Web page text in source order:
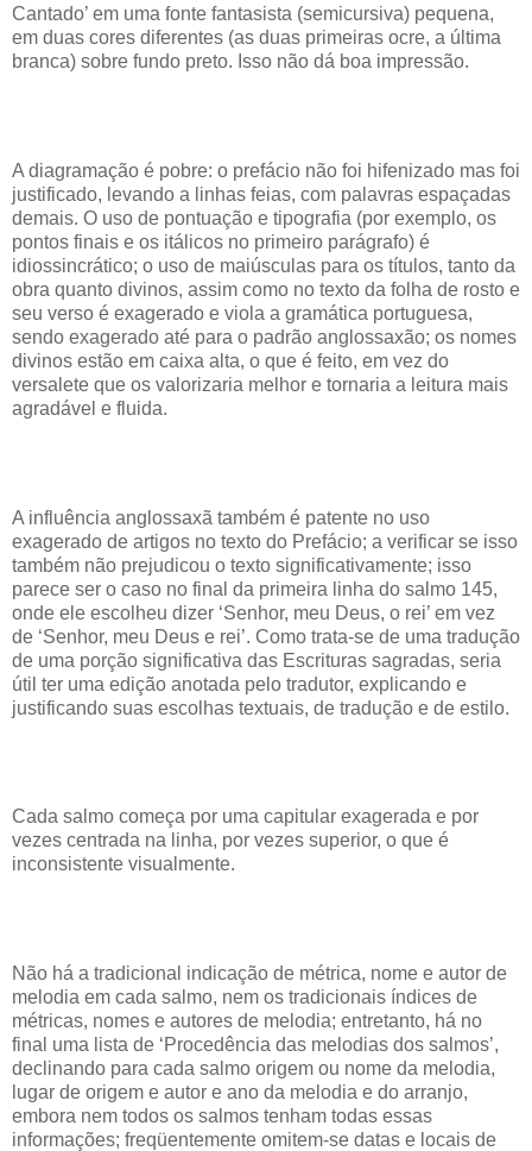
Cantado’ em uma fonte fantasista (semicursiva) pequena,
em duas cores diferentes (as duas primeiras ocre, a última
branca) sobre fundo preto. Isso não dá boa impressão.
A diagramação é pobre: o prefácio não foi hifenizado mas foi
justificado, levando a linhas feias, com palavras espaçadas
demais. O uso de pontuação e tipografia (por exemplo, os
pontos finais e os itálicos no primeiro parágrafo) é
idiossincrático; o uso de maiúsculas para os títulos, tanto da
obra quanto divinos, assim como no texto da folha de rosto e
seu verso é exagerado e viola a gramática portuguesa,
sendo exagerado até para o padrão anglossaxão; os nomes
divinos estão em caixa alta, o que é feito, em vez do
versalete que os valorizaria melhor e tornaria a leitura mais
agradável e fluida.
A influência anglossaxã também é patente no uso
exagerado de artigos no texto do Prefácio; a verificar se isso
também não prejudicou o texto significativamente; isso
parece ser o caso no final da primeira linha do salmo 145,
onde ele escolheu dizer ‘Senhor, meu Deus, o rei’ em vez
de ‘Senhor, meu Deus e rei’. Como trata-se de uma tradução
de uma porção significativa das Escrituras sagradas, seria
útil ter uma edição anotada pelo tradutor, explicando e
justificando suas escolhas textuais, de tradução e de estilo.
Cada salmo começa por uma capitular exagerada e por
vezes centrada na linha, por vezes superior, o que é
inconsistente visualmente.
Não há a tradicional indicação de métrica, nome e autor de
melodia em cada salmo, nem os tradicionais índices de
métricas, nomes e autores de melodia; entretanto, há no
final uma lista de ‘Procedência das melodias dos salmos’,
declinando para cada salmo origem ou nome da melodia,
lugar de origem e autor e ano da melodia e do arranjo,
embora nem todos os salmos tenham todas essas
informações; freqüentemente omitem-se datas e locais de